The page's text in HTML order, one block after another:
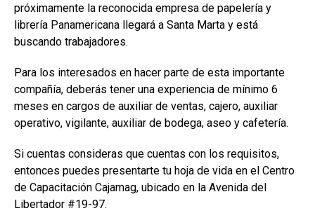
próximamente la reconocida empresa de papelería y
librería Panamericana llegará a Santa Marta y está
buscando trabajadores.
Para los interesados en hacer parte de esta importante
compañía, deberás tener una experiencia de mínimo 6
meses en cargos de auxiliar de ventas, cajero, auxiliar
operativo, vigilante, auxiliar de bodega, aseo y cafetería.
Si cuentas consideras que cuentas con los requisitos,
entonces puedes presentarte tu hoja de vida en el Centro
de Capacitación Cajamag, ubicado en la Avenida del
Libertador #19-97.